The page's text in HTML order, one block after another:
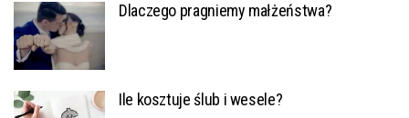
Dlaczego pragniemy małżeństwa?
Ile kosztuje ślub i wesele?